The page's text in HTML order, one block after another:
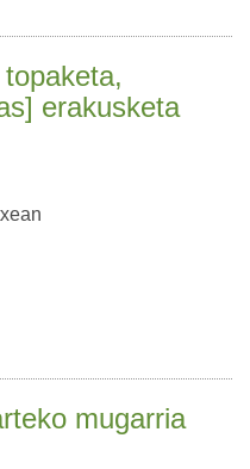
erakusketa
mugarria